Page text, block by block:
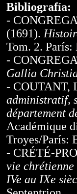
Bibliografía:
-
(1691).
Tom. 2.
-
Gallia
- COUTANT,
administratif,
département
Académique
Troyes/París:
- CRÉTÉ-
vie chrétienne
IVe au IXe